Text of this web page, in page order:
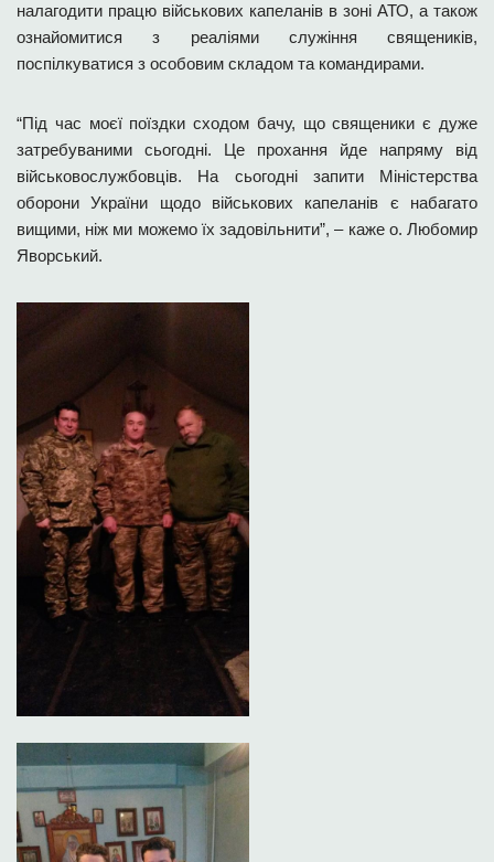
налагодити працю військових капеланів в зоні АТО, а також
ознайомитися з реаліями служіння священиків,
поспілкуватися з особовим складом та командирами.
“Під час моєї поїздки сходом бачу, що священики є дуже
затребуваними сьогодні. Це прохання йде напряму від
військовослужбовців. На сьогодні запити Міністерства
оборони України щодо військових капеланів є набагато
вищими, ніж ми можемо їх задовільнити”, – каже о. Любомир
Яворський.